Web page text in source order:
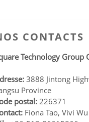
CONTACTS
Technology Group
3888 Jintong
Province
postal:226371
Fiona Tao, Vivi Wu